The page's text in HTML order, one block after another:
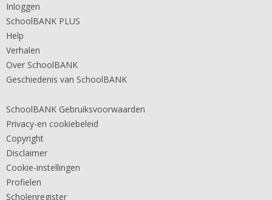
Inloggen
SchoolBANK PLUS
Help
Verhalen
Over SchoolBANK
Geschiedenis van SchoolBANK
SchoolBANK Gebruiksvoorwaarden
Privacy-en cookiebeleid
Copyright
Disclaimer
Cookie-instellingen
Profielen
Scholenregister